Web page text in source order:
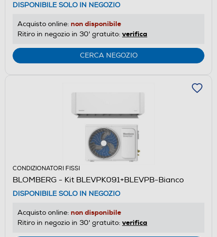
DISPONIBILE SOLO IN NEGOZIO
Acquisto online: non disponibile
Ritiro in negozio in 30' gratuito: verifica
CERCA NEGOZIO
CONDIZIONATORI FISSI
BLOMBERG - Kit BLEVPK091+BLEVPB-Bianco
DISPONIBILE SOLO IN NEGOZIO
Acquisto online: non disponibile
Ritiro in negozio in 30' gratuito: verifica